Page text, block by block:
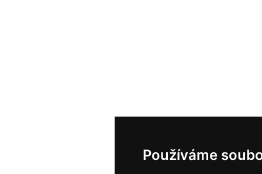
Používáme